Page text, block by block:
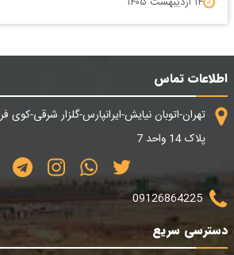
اطلاعات تماس
تهران-اتوبان نیایش-ایرانپارس-گلزار شرقی-
پلاک 14 واحد 7
09126864225
دسترسی سریع